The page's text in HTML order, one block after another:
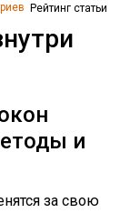
Рейтинг статьи
и
за свою